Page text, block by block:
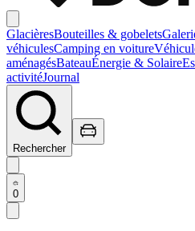
GlacièresBouteilles & gobelets
véhiculesCamping en voiture
aménagésBateauÉnergie & Solaire
activitéJournal
Rechercher
0